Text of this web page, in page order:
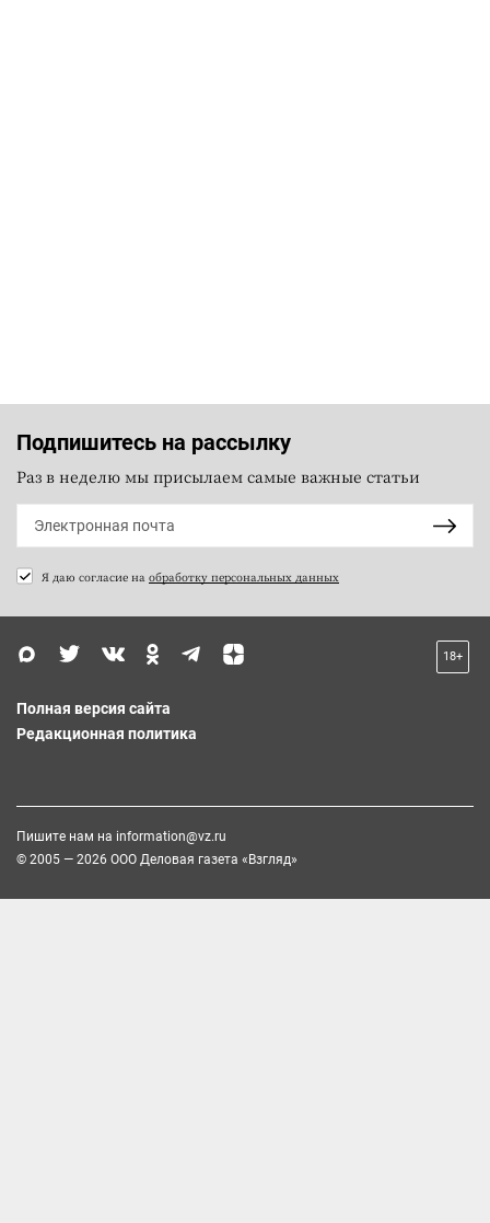
Подпишитесь на рассылку
Раз в неделю мы присылаем самые важные статьи
Я даю согласие на обработку персональных данных
18+
Полная версия сайта
Редакционная политика
Пишите нам на information@vz.ru
© 2005 — 2026 ООО Деловая газета «Взгляд»